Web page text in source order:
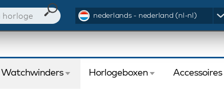
nederlands - nederland (nl-nl)
Watchwinders Horlogeboxen Accessoires